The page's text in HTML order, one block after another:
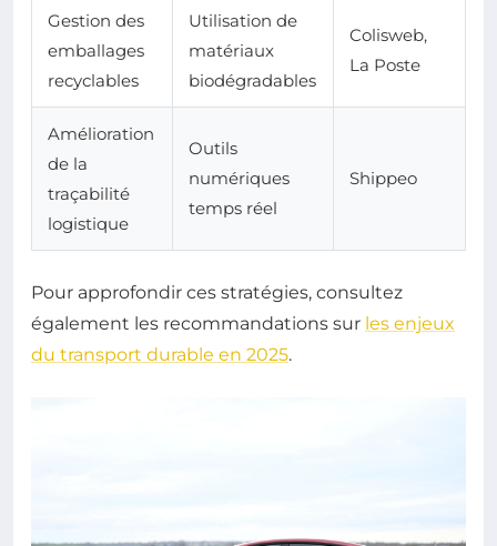
Gestion des
emballages
recyclables
Utilisation de
matériaux
biodégradables
Colisweb,
La Poste
Amélioration
de la
traçabilité
logistique
Outils
numériques
temps réel
Shippeo
Pour approfondir ces stratégies, consultez
également les recommandations sur les enjeux
du transport durable en 2025.